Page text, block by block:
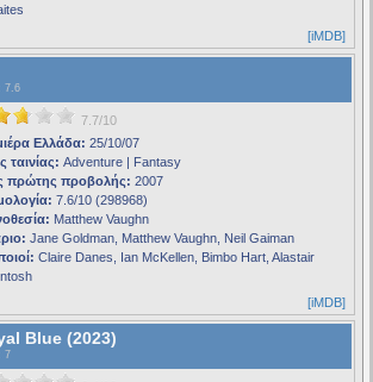
[iMDB]
: 7.6
7.7/10
Ελλάδα: 25/10/07
ταινίας: Adventure | Fantasy
πρώτης προβολής: 2007
7.6/10 (298968)
Matthew Vaughn
Jane Goldman, Matthew Vaughn, Neil Gaiman
Claire Danes, Ian McKellen, Bimbo Hart, Alastair
[iMDB]
Blue (2023)
: 7